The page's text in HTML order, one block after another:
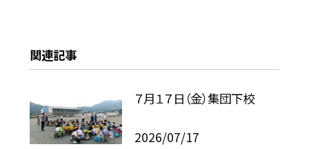
関連記事
７月１７日（金）集団下校
2026/07/17